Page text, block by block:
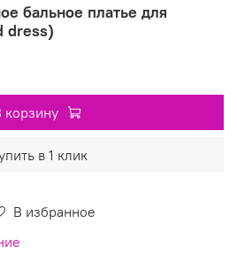
бальное платье для
dress)
В избранное
корзину
в 1 клик